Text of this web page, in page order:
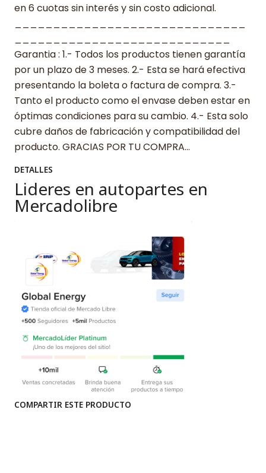
en 6 cuotas sin interés y sin costo adicional.
Garantia : 1.- Todos los productos tienen garantía
por un plazo de 3 meses. 2.- Esta se hará efectiva
presentando la boleta o factura de compra. 3.-
Tanto el producto como el envase deben estar en
óptimas condiciones para su cambio. 4.- Esta solo
cubre daños de fabricación y compatibilidad del
producto. GRACIAS POR TU COMPRA…
DETALLES
Lideres en autopartes en
Mercadolibre
COMPARTIR ESTE PRODUCTO